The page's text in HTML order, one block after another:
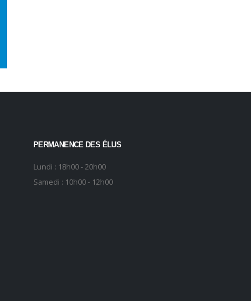
PERMANENCE DES ÉLUS
Lundi : 18h00 - 20h00
Samedi : 10h00 - 12h00